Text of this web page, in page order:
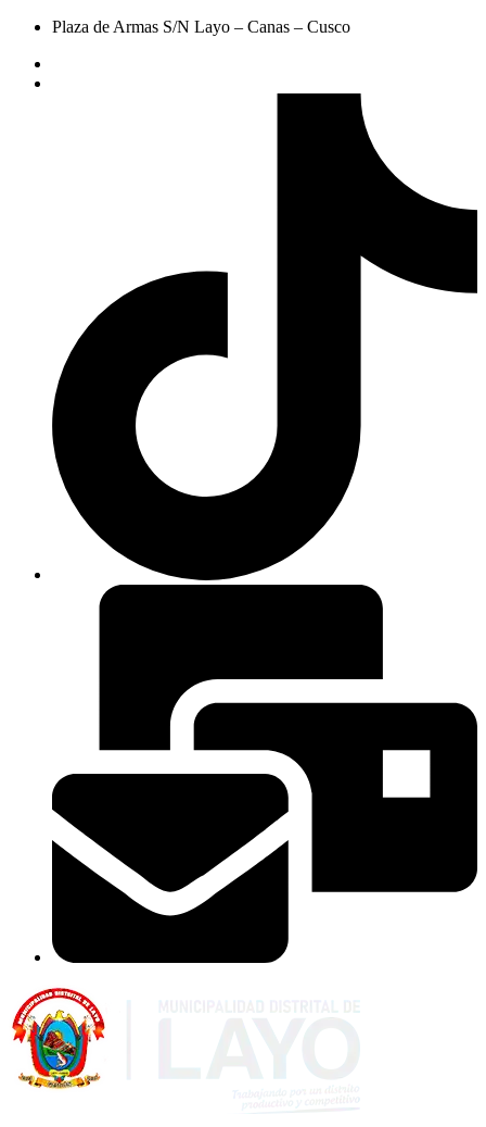
Plaza de Armas S/N Layo – Canas – Cusco